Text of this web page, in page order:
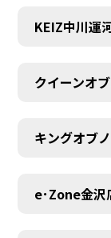
KEIZ中川運
クイーンオ
キングオブ
e･Zone金沢